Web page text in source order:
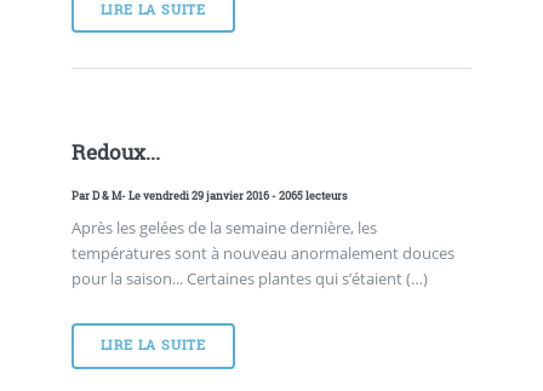
LIRE LA SUITE
Redoux...
ParD & M- Le vendredi 29 janvier 2016 - 2065 lecteurs
Après les gelées de la semaine dernière, les
températures sont à nouveau anormalement douces
pour la saison... Certaines plantes qui s’étaient (…)
LIRE LA SUITE